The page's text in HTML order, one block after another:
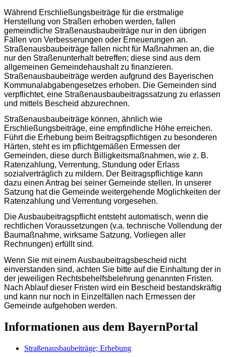
Während Erschließungsbeiträge für die erstmalige
Herstellung von Straßen erhoben werden, fallen
gemeindliche Straßenausbaubeiträge nur in den übrigen
Fällen von Verbesserungen oder Erneuerungen an.
Straßenausbaubeiträge fallen nicht für Maßnahmen an, die
nur den Straßenunterhalt betreffen; diese sind aus dem
allgemeinen Gemeindehaushalt zu finanzieren.
Straßenausbaubeiträge werden aufgrund des Bayerischen
Kommunalabgabengesetzes erhoben. Die Gemeinden sind
verpflichtet, eine Straßenausbaubeitragssatzung zu erlassen
und mittels Bescheid abzurechnen.
Straßenausbaubeiträge können, ähnlich wie
Erschließungsbeiträge, eine empfindliche Höhe erreichen.
Führt die Erhebung beim Beitragspflichtigen zu besonderen
Härten, steht es im pflichtgemäßen Ermessen der
Gemeinden, diese durch Billigkeitsmaßnahmen, wie z. B.
Ratenzahlung, Verrentung, Stundung oder Erlass
sozialverträglich zu mildern. Der Beitragspflichtige kann
dazu einen Antrag bei seiner Gemeinde stellen. In unserer
Satzung hat die Gemeinde weitergehende Möglichkeiten der
Ratenzahlung und Verrentung vorgesehen.
Die Ausbaubeitragspflicht entsteht automatisch, wenn die
rechtlichen Voraussetzungen (v.a. technische Vollendung der
Baumaßnahme, wirksame Satzung, Vorliegen aller
Rechnungen) erfüllt sind.
Wenn Sie mit einem Ausbaubeitragsbescheid nicht
einverstanden sind, achten Sie bitte auf die Einhaltung der in
der jeweiligen Rechtsbehelfsbelehrung genannten Fristen.
Nach Ablauf dieser Fristen wird ein Bescheid bestandskräftig
und kann nur noch in Einzelfällen nach Ermessen der
Gemeinde aufgehoben werden.
Informationen aus dem BayernPortal
Straßenausbaubeiträge; Erhebung